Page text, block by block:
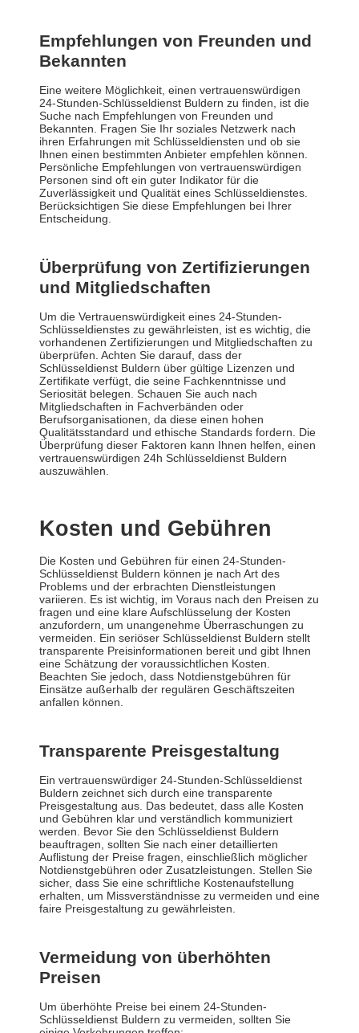
Empfehlungen von Freunden und
Bekannten
Eine weitere Möglichkeit, einen vertrauenswürdigen
24-Stunden-Schlüsseldienst Buldern zu finden, ist die
Suche nach Empfehlungen von Freunden und
Bekannten. Fragen Sie Ihr soziales Netzwerk nach
ihren Erfahrungen mit Schlüsseldiensten und ob sie
Ihnen einen bestimmten Anbieter empfehlen können.
Persönliche Empfehlungen von vertrauenswürdigen
Personen sind oft ein guter Indikator für die
Zuverlässigkeit und Qualität eines Schlüsseldienstes.
Berücksichtigen Sie diese Empfehlungen bei Ihrer
Entscheidung.
Überprüfung von Zertifizierungen
und Mitgliedschaften
Um die Vertrauenswürdigkeit eines 24-Stunden-
Schlüsseldienstes zu gewährleisten, ist es wichtig, die
vorhandenen Zertifizierungen und Mitgliedschaften zu
überprüfen. Achten Sie darauf, dass der
Schlüsseldienst Buldern über gültige Lizenzen und
Zertifikate verfügt, die seine Fachkenntnisse und
Seriosität belegen. Schauen Sie auch nach
Mitgliedschaften in Fachverbänden oder
Berufsorganisationen, da diese einen hohen
Qualitätsstandard und ethische Standards fordern. Die
Überprüfung dieser Faktoren kann Ihnen helfen, einen
vertrauenswürdigen 24h Schlüsseldienst Buldern
auszuwählen.
Kosten und Gebühren
Die Kosten und Gebühren für einen 24-Stunden-
Schlüsseldienst Buldern können je nach Art des
Problems und der erbrachten Dienstleistungen
variieren. Es ist wichtig, im Voraus nach den Preisen zu
fragen und eine klare Aufschlüsselung der Kosten
anzufordern, um unangenehme Überraschungen zu
vermeiden. Ein seriöser Schlüsseldienst Buldern stellt
transparente Preisinformationen bereit und gibt Ihnen
eine Schätzung der voraussichtlichen Kosten.
Beachten Sie jedoch, dass Notdienstgebühren für
Einsätze außerhalb der regulären Geschäftszeiten
anfallen können.
Transparente Preisgestaltung
Ein vertrauenswürdiger 24-Stunden-Schlüsseldienst
Buldern zeichnet sich durch eine transparente
Preisgestaltung aus. Das bedeutet, dass alle Kosten
und Gebühren klar und verständlich kommuniziert
werden. Bevor Sie den Schlüsseldienst Buldern
beauftragen, sollten Sie nach einer detaillierten
Auflistung der Preise fragen, einschließlich möglicher
Notdienstgebühren oder Zusatzleistungen. Stellen Sie
sicher, dass Sie eine schriftliche Kostenaufstellung
erhalten, um Missverständnisse zu vermeiden und eine
faire Preisgestaltung zu gewährleisten.
Vermeidung von überhöhten
Preisen
Um überhöhte Preise bei einem 24-Stunden-
Schlüsseldienst Buldern zu vermeiden, sollten Sie